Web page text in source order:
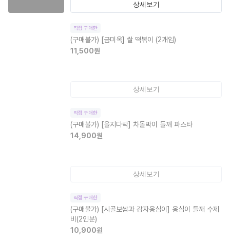
상세보기
직접 구매한
(구매불가) [금미옥] 쌀 떡볶이 (2개입)
11,500원
상세보기
직접 구매한
(구매불가) [을지다락] 차돌박이 들깨 파스타
14,900원
상세보기
직접 구매한
(구매불가) [시골보쌈과 감자옹심이] 옹심이 들깨 수제
비(2인분)
10,900원